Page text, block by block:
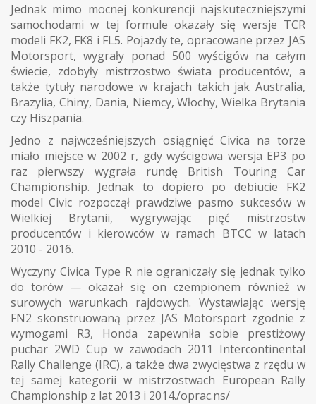
Jednak mimo mocnej konkurencji najskuteczniejszymi
samochodami w tej formule okazały się wersje TCR
modeli FK2, FK8 i FL5. Pojazdy te, opracowane przez JAS
Motorsport, wygrały ponad 500 wyścigów na całym
świecie, zdobyły mistrzostwo świata producentów, a
także tytuły narodowe w krajach takich jak Australia,
Brazylia, Chiny, Dania, Niemcy, Włochy, Wielka Brytania
czy Hiszpania.
Jedno z najwcześniejszych osiągnięć Civica na torze
miało miejsce w 2002 r, gdy wyścigowa wersja EP3 po
raz pierwszy wygrała rundę British Touring Car
Championship. Jednak to dopiero po debiucie FK2
model Civic rozpoczął prawdziwe pasmo sukcesów w
Wielkiej Brytanii, wygrywając pięć mistrzostw
producentów i kierowców w ramach BTCC w latach
2010 - 2016.
Wyczyny Civica Type R nie ograniczały się jednak tylko
do torów — okazał się on czempionem również w
surowych warunkach rajdowych. Wystawiając wersję
FN2 skonstruowaną przez JAS Motorsport zgodnie z
wymogami R3, Honda zapewniła sobie prestiżowy
puchar 2WD Cup w zawodach 2011 Intercontinental
Rally Challenge (IRC), a także dwa zwycięstwa z rzędu w
tej samej kategorii w mistrzostwach European Rally
Championship z lat 2013 i 2014./oprac.ns/